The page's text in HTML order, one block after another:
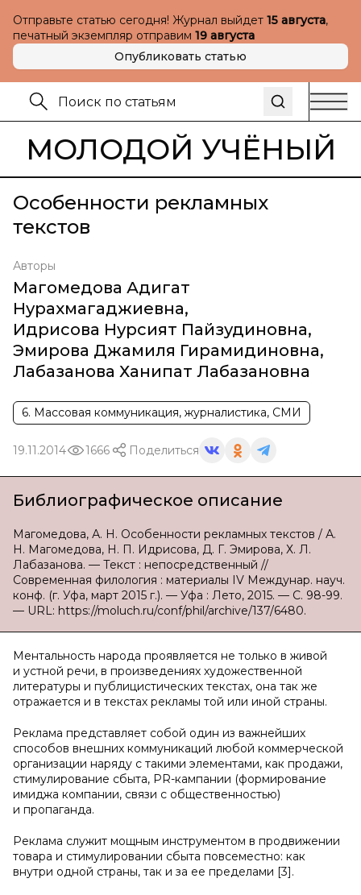
Отправьте статью сегодня! Журнал выйдет 15 августа,
печатный экземпляр отправим 19 августа
Опубликовать статью
МОЛОДОЙ УЧЁНЫЙ
Особенности рекламных
текстов
Авторы
Магомедова Адигат
Нурахмагаджиевна,
Идрисова Нурсият Пайзудиновна,
Эмирова Джамиля Гирамидиновна,
Лабазанова Ханипат Лабазановна
6. Массовая коммуникация, журналистика, СМИ
19.11.2014 1666 Поделиться
Библиографическое описание
Магомедова, А. Н. Особенности рекламных текстов / А.
Н. Магомедова, Н. П. Идрисова, Д. Г. Эмирова, Х. Л.
Лабазанова. — Текст : непосредственный //
Современная филология : материалы IV Междунар. науч.
конф. (г. Уфа, март 2015 г.). — Уфа : Лето, 2015. — С. 98-99.
— URL: https://moluch.ru/conf/phil/archive/137/6480.
Ментальность народа проявляется не только в живой
и устной речи, в произведениях художественной
литературы и публицистических текстах, она так же
отражается и в текстах рекламы той или иной страны.
Реклама представляет собой один из важнейших
способов внешних коммуникаций любой коммерческой
организации наряду с такими элементами, как продажи,
стимулирование сбыта, PR-кампании (формирование
имиджа компании, связи с общественностью)
и пропаганда.
Реклама служит мощным инструментом в продвижении
товара и стимулировании сбыта повсеместно: как
внутри одной страны, так и за ее пределами [3].